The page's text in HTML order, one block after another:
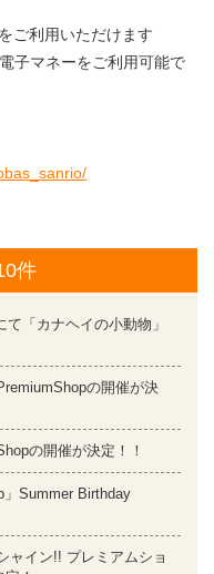
ご利用いただけます
子マネーをご利用可能で
件
「カナヘイの小動物」
の開催が決
の開催が決定！！
」Summer Birthday
ャイン!! プレミアムショ